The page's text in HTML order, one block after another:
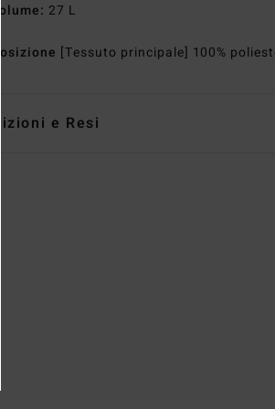
Volume: 27 L
[Tessuto principale] 100%
e Resi